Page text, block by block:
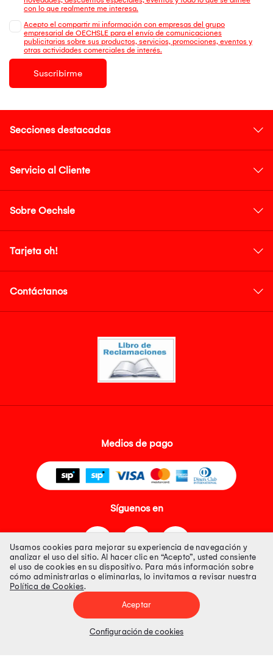
con lo que realmente me interesa.
Acepto el compartir mi información con empresas del grupo
empresarial de OECHSLE para el envío de comunicaciones
publicitarias sobre sus productos, servicios, promociones, eventos y
otras actividades comerciales de interés.
Suscribirme
Secciones destacadas
Servicio al Cliente
Sobre Oechsle
Tarjeta oh!
Contáctanos
Medios de pago
Síguenos en
Tienda 100% Segura
Tiendas Peruanas S.A. R.U.C. Nº 20493020618. Todos los derechos
Precios disponibles solo en www.oechsle.pe. Precios online publicados
Usamos cookies para mejorar su experiencia de navegación y
analizar el uso del sitio. Al hacer clic en “Acepto”, usted consiente
el uso de cookies en su dispositivo. Para más información sobre
cómo administrarlas o eliminarlas, lo invitamos a revisar nuestra
Política de Cookies.
Aceptar
Configuración de cookies